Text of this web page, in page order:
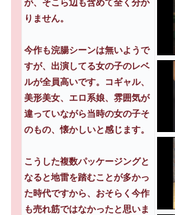
が、そこら辺も含めて全く分か
りません。
今作も浣腸シーンは無いようで
すが、出演してる女の子のレベ
ルが全員高いです。コギャル、
美形美女、エロ系娘、雰囲気が
違っていながら当時の女の子そ
のもの、懐かしいと感じます。
こうした複数パッケージングと
なると地雷を踏むことが多かっ
た時代ですから、おそらく今作
も売れ筋ではなかったと思いま